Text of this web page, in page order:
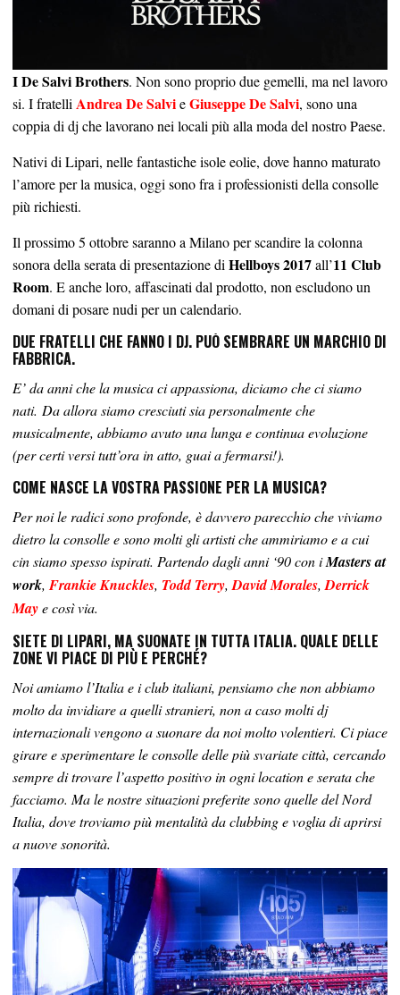
I De Salvi Brothers. Non sono proprio due gemelli, ma nel lavoro
si. I fratelliAndrea De SalvieGiuseppe De Salvi, sono una
coppia di dj che lavorano nei locali più alla moda del nostro Paese.
Nativi di Lipari, nelle fantastiche isole eolie, dove hanno maturato
l’amore per la musica, oggi sono fra i professionisti della consolle
più richiesti.
Il prossimo 5 ottobre saranno a Milano per scandire la colonna
sonora della serata di presentazione diHellboys 2017all’11 Club
Room. E anche loro, affascinati dal prodotto, non escludono un
domani di posare nudi per un calendario.
DUE FRATELLI CHE FANNO I DJ. PUÒ SEMBRARE UN MARCHIO DI
FABBRICA.
E’ da anni che la musica ci appassiona, diciamo che ci siamo
nati. Da allora siamo cresciuti sia personalmente che
musicalmente, abbiamo avuto una lunga e continua evoluzione
(per certi versi tutt’ora in atto, guai a fermarsi!).
COME NASCE LA VOSTRA PASSIONE PER LA MUSICA?
Per noi le radici sono profonde, è davvero parecchio che viviamo
dietro la consolle e sono molti gli artisti che ammiriamo e a cui
cin siamo spesso ispirati. Partendo dagli anni ‘90 con iMasters at
work,Frankie Knuckles, Todd Terry,David Morales,Derrick
Maye così via.
SIETE DI LIPARI, MA SUONATE IN TUTTA ITALIA. QUALE DELLE
ZONE VI PIACE DI PIÙ E PERCHÉ?
Noi amiamo l’Italia e i club italiani, pensiamo che non abbiamo
molto da invidiare a quelli stranieri, non a caso molti dj
internazionali vengono a suonare da noi molto volentieri. Ci piace
girare e sperimentare le consolle delle più svariate città, cercando
sempre di trovare l’aspetto positivo in ogni location e serata che
facciamo. Ma le nostre situazioni preferite sono quelle del Nord
Italia, dove troviamo più mentalità da clubbing e voglia di aprirsi
a nuove sonorità.